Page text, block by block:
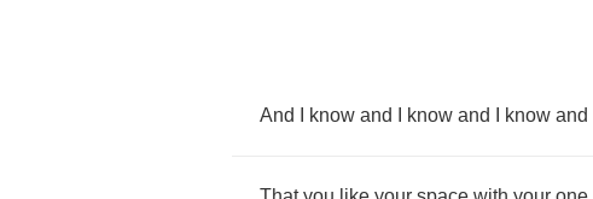
And know and know and know and